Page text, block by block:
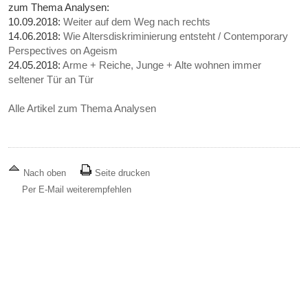
zum Thema Analysen:
10.09.2018:Weiter auf dem Weg nach rechts
14.06.2018:Wie Altersdiskriminierung entsteht / Contemporary
Perspectives on Ageism
24.05.2018:Arme + Reiche, Junge + Alte wohnen immer
seltener Tür an Tür
Alle Artikel zum Thema Analysen
Nach oben
Seite drucken
Per E-Mail weiterempfehlen